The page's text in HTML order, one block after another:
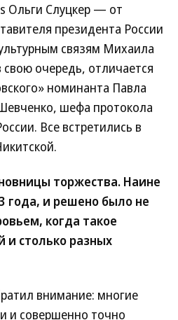
Ольги Слуцкер — от
президента России
связям Михаила
очередь, отличается
номинанта Павла
шефа протокола
Все встретились в
торжества. Наине
года, и решено было не
когда такое
и столько разных
внимание: многие
и совершенно точно